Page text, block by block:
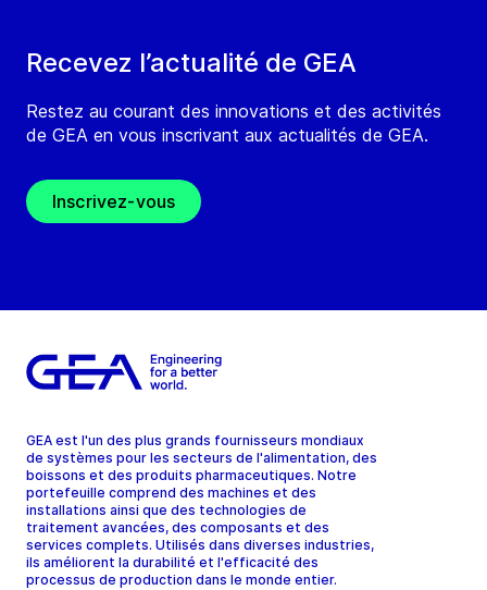
Recevez l’actualité de GEA
Restez au courant des innovations et des activités
de GEA en vous inscrivant aux actualités de GEA.
Inscrivez-vous
GEA est l'un des plus grands fournisseurs mondiaux
de systèmes pour les secteurs de l'alimentation, des
boissons et des produits pharmaceutiques. Notre
portefeuille comprend des machines et des
installations ainsi que des technologies de
traitement avancées, des composants et des
services complets. Utilisés dans diverses industries,
ils améliorent la durabilité et l'efficacité des
processus de production dans le monde entier.